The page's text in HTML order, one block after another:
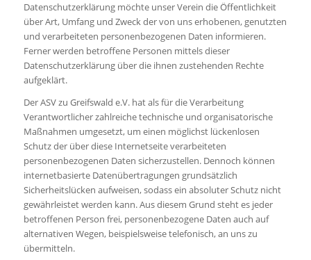
Datenschutzerklärung möchte unser Verein die Öffentlichkeit
über Art, Umfang und Zweck der von uns erhobenen, genutzten
und verarbeiteten personenbezogenen Daten informieren.
Ferner werden betroffene Personen mittels dieser
Datenschutzerklärung über die ihnen zustehenden Rechte
aufgeklärt.
Der ASV zu Greifswald e.V. hat als für die Verarbeitung
Verantwortlicher zahlreiche technische und organisatorische
Maßnahmen umgesetzt, um einen möglichst lückenlosen
Schutz der über diese Internetseite verarbeiteten
personenbezogenen Daten sicherzustellen. Dennoch können
internetbasierte Datenübertragungen grundsätzlich
Sicherheitslücken aufweisen, sodass ein absoluter Schutz nicht
gewährleistet werden kann. Aus diesem Grund steht es jeder
betroffenen Person frei, personenbezogene Daten auch auf
alternativen Wegen, beispielsweise telefonisch, an uns zu
übermitteln.